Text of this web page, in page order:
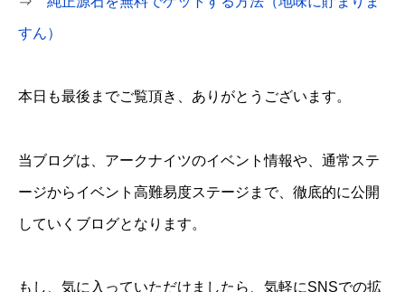
すん）
本日も最後までご覧頂き、ありがとうございます。
当ブログは、アークナイツのイベント情報や、通常ステ
ージからイベント高難易度ステージまで、徹底的に公開
していくブログとなります。
もし、気に入っていただけましたら、気軽にSNSでの拡